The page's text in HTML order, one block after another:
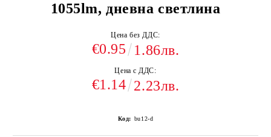
1055lm, дневна светлина
Цена без ДДС:
€0.95 1.86лв.
Цена с ДДС:
€1.14 2.23лв.
Код: bu12-d